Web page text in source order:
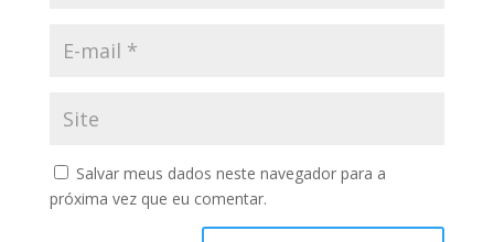
Salvar meus dados neste navegador para a
próxima vez que eu comentar.